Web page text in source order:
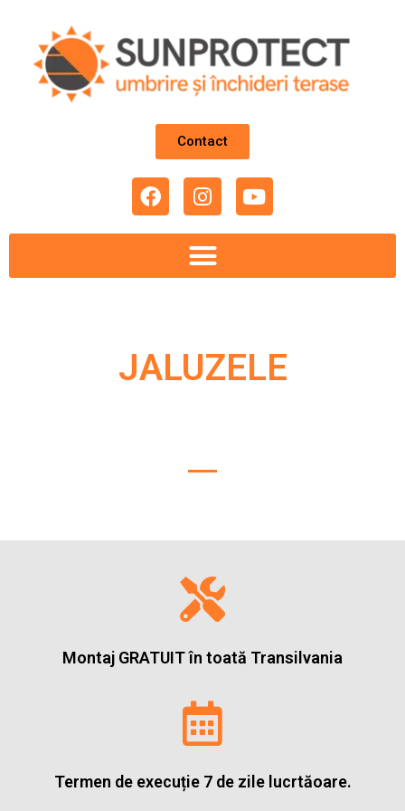
Contact
JALUZELE
Montaj GRATUIT în toată Transilvania
Termen de execuție 7 de zile lucrtăoare.